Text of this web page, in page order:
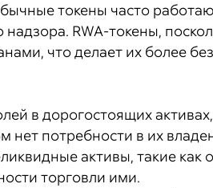
токены часто
RWA-токены,
что делает их более
в дорогостоящих
потребности в их
активы, такие
торговли ими.